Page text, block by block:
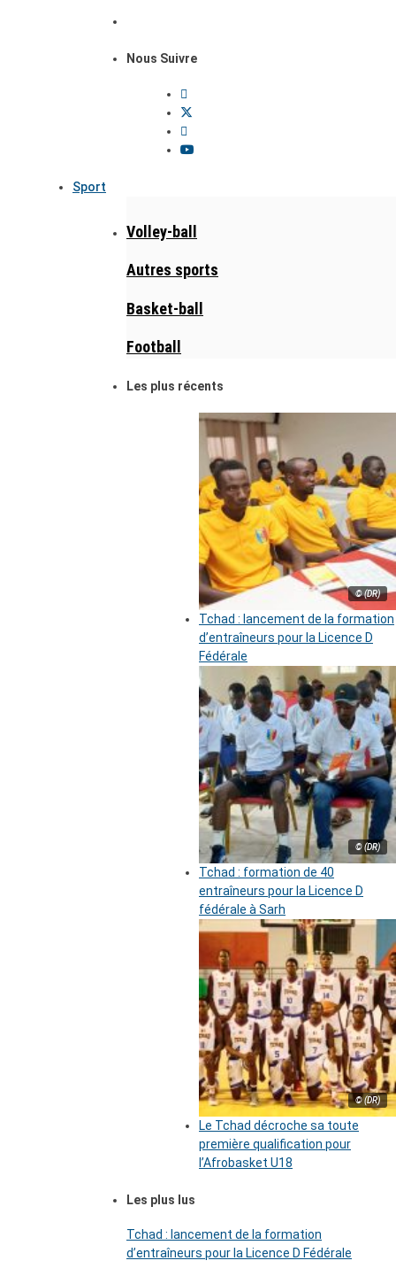
Nous Suivre
Sport
Volley-ball
Autres sports
Basket-ball
Football
Les plus récents
© (DR)
Tchad : lancement de la formation
d’entraîneurs pour la Licence D
Fédérale
© (DR)
Tchad : formation de 40
entraîneurs pour la Licence D
fédérale à Sarh
© (DR)
Le Tchad décroche sa toute
première qualification pour
l’Afrobasket U18
Les plus lus
Tchad : lancement de la formation
d’entraîneurs pour la Licence D Fédérale